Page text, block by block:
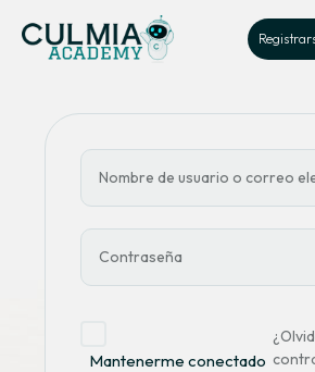
Mantenerme conectado